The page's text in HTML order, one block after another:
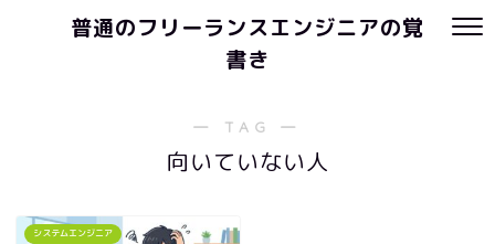
普通のフリーランスエンジニアの覚
書き
― TAG ―
向いていない人
システムエンジニア